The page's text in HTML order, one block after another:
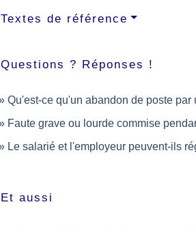
Textes de référence
Questions ? Réponses !
Qu'est-ce qu'un abandon de poste
Faute grave ou lourde commise
Le salarié et l'employeur peuvent-ils
Et aussi